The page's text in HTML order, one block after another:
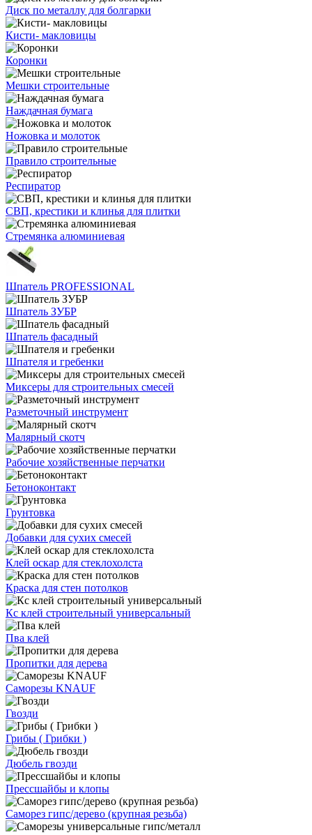
Диск по металлу для болгарки
Кисти- макловицы
Коронки
Мешки строительные
Наждачная бумага
Ножовка и молоток
Правило строительные
Респиратор
СВП, крестики и клинья для плитки
Стремянка алюминиевая
Шпатель PROFESSIONAL
Шпатель ЗУБР
Шпатель фасадный
Шпателя и гребенки
Миксеры для строительных смесей
Разметочный инструмент
Малярный скотч
Рабочие хозяйственные перчатки
Бетоноконтакт
Грунтовка
Добавки для сухих смесей
Клей оскар для стеклохолста
Краска для стен потолков
Кс клей строительный универсальный
Пва клей
Пропитки для дерева
Саморезы KNAUF
Гвозди
Грибы ( Грибки )
Дюбель гвозди
Прессшайбы и клопы
Саморез гипс/дерево (крупная резьба)